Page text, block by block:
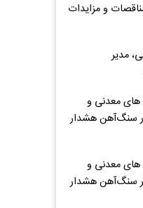
و مزایدات
مدیر
های معدنی و
سنگ‌آهن هشدار
های معدنی و
سنگ‌آهن هشدار